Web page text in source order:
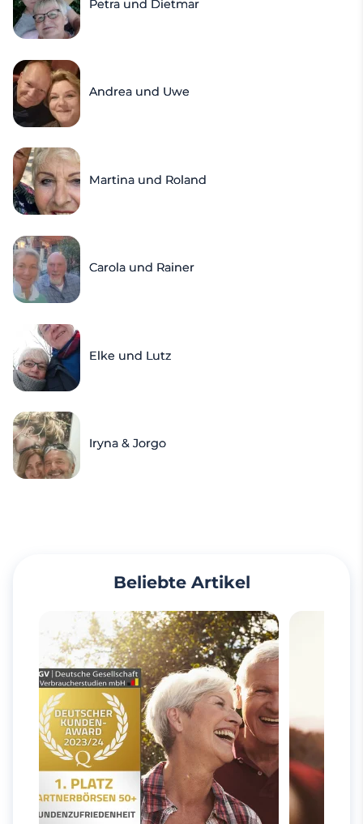
Petra und Dietmar
Andrea und Uwe
Martina und Roland
Carola und Rainer
Elke und Lutz
Iryna & Jorgo
Beliebte Artikel